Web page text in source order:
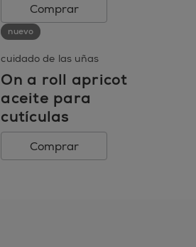
Comprar
nuevo
cuidado de las uñas
On a roll apricot
aceite para
cutículas
Comprar